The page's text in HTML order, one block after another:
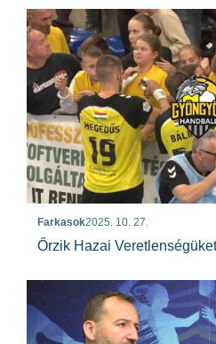
Farkasok2025. 10. 27.
Őrzik Hazai